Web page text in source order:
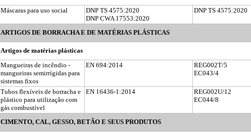
Máscaras para uso social
DNP TS 4575:2020
DNP CWA 17553:2020
DNP TS 4575:2020
ARTIGOS DE BORRACHA E DE MATÉRIAS PLÁSTICAS
Artigos de matérias plásticas
Mangueiras de incêndio -
mangueiras semirrígidas para
sistemas fixos
EN 694:2014
REG002T/5
EC043/4
Tubos flexíveis de borracha e
plástico para utilização com
gás combustível
EN 16436-1:2014
REG002U/12
EC044/8
CIMENTO, CAL, GESSO, BETÃO E SEUS PRODUTOS